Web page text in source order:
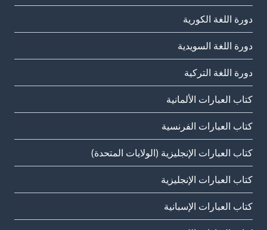
دورة اللغة الكورية
دورة اللغة السويدية
دورة اللغة التركية
كتاب العبارات الألمانية
كتاب العبارات الفرنسية
كتاب العبارات الإنجليزية (الولايات المتحدة)
كتاب العبارات الإنجليزية
كتاب العبارات الإسبانية